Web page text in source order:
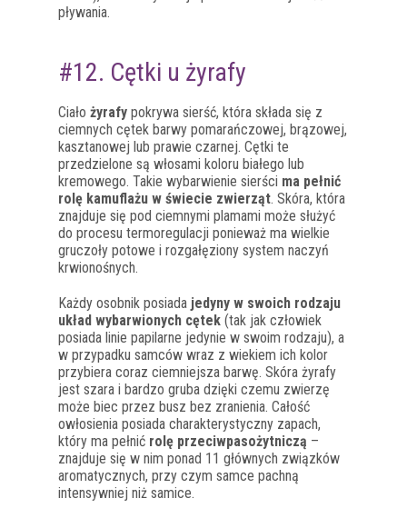
pływania.
#12. Cętki u żyrafy
Ciało żyrafy pokrywa sierść, która składa się z
ciemnych cętek barwy pomarańczowej, brązowej,
kasztanowej lub prawie czarnej. Cętki te
przedzielone są włosami koloru białego lub
kremowego. Takie wybarwienie sierści ma pełnić
rolę kamuflażu w świecie zwierząt. Skóra, która
znajduje się pod ciemnymi plamami może służyć
do procesu termoregulacji ponieważ ma wielkie
gruczoły potowe i rozgałęziony system naczyń
krwionośnych.
Każdy osobnik posiada jedyny w swoich rodzaju
układ wybarwionych cętek (tak jak człowiek
posiada linie papilarne jedynie w swoim rodzaju), a
w przypadku samców wraz z wiekiem ich kolor
przybiera coraz ciemniejsza barwę. Skóra żyrafy
jest szara i bardzo gruba dzięki czemu zwierzę
może biec przez busz bez zranienia. Całość
owłosienia posiada charakterystyczny zapach,
który ma pełnić rolę przeciwpasożytniczą –
znajduje się w nim ponad 11 głównych związków
aromatycznych, przy czym samce pachną
intensywniej niż samice.